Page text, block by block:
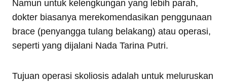
Namun untuk kelengkungan yang lebih parah,
dokter biasanya merekomendasikan penggunaan
brace (penyangga tulang belakang) atau operasi,
seperti yang dijalani Nada Tarina Putri.
Tujuan operasi skoliosis adalah untuk meluruskan